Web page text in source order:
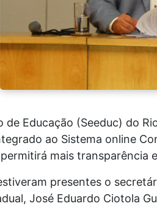
de Educação (Seeduc) do
ao Sistema online
mais transparência
presentes o
José Eduardo Ciotola